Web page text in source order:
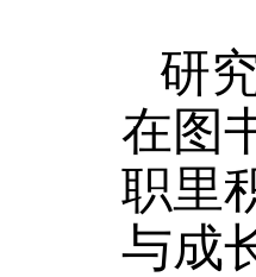
研
在图
职里
与成